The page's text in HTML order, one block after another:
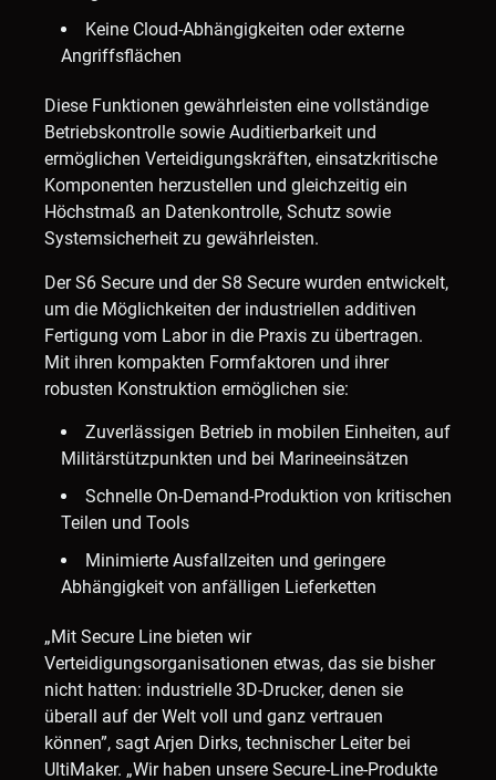
Keine Cloud-Abhängigkeiten oder externe
Angriffsflächen
Diese Funktionen gewährleisten eine vollständige
Betriebskontrolle sowie Auditierbarkeit und
ermöglichen Verteidigungskräften, einsatzkritische
Komponenten herzustellen und gleichzeitig ein
Höchstmaß an Datenkontrolle, Schutz sowie
Systemsicherheit zu gewährleisten.
Der S6 Secure und der S8 Secure wurden entwickelt,
um die Möglichkeiten der industriellen additiven
Fertigung vom Labor in die Praxis zu übertragen.
Mit ihren kompakten Formfaktoren und ihrer
robusten Konstruktion ermöglichen sie:
Zuverlässigen Betrieb in mobilen Einheiten, auf
Militärstützpunkten und bei Marineeinsätzen
Schnelle On-Demand-Produktion von kritischen
Teilen und Tools
Minimierte Ausfallzeiten und geringere
Abhängigkeit von anfälligen Lieferketten
„Mit Secure Line bieten wir
Verteidigungsorganisationen etwas, das sie bisher
nicht hatten: industrielle 3D-Drucker, denen sie
überall auf der Welt voll und ganz vertrauen
können”, sagt Arjen Dirks, technischer Leiter bei
UltiMaker. „Wir haben unsere Secure-Line-Produkte